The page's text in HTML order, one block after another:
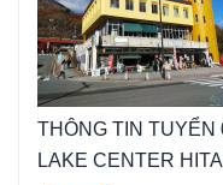
THÔNG TIN TUYỂN
LAKE CENTER